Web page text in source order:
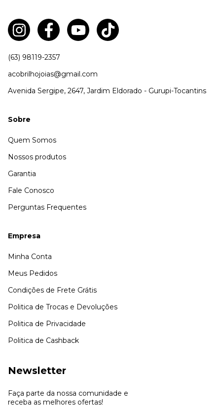
(63) 98119-2357
acobrilhojoias@gmail.com
Avenida Sergipe, 2647, Jardim Eldorado - Gurupi-Tocantins
Sobre
Quem Somos
Nossos produtos
Garantia
Fale Conosco
Perguntas Frequentes
Empresa
Minha Conta
Meus Pedidos
Condições de Frete Grátis
Politica de Trocas e Devoluções
Politica de Privacidade
Politica de Cashback
Newsletter
Faça parte da nossa comunidade e
receba as melhores ofertas!